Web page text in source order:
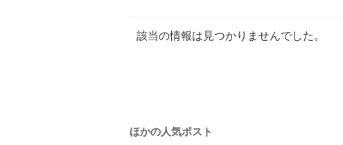
該当の情報は見つかりませんでした。
ほかの人気ポスト